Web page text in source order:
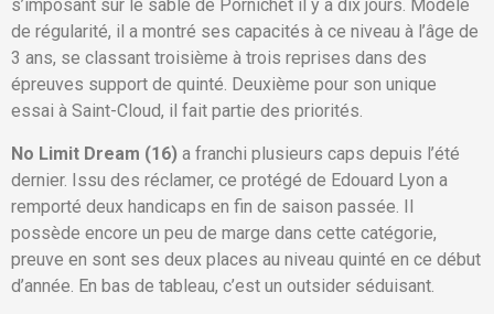
s’imposant sur le sable de Pornichet il y a dix jours. Modèle
de régularité, il a montré ses capacités à ce niveau à l’âge de
3 ans, se classant troisième à trois reprises dans des
épreuves support de quinté. Deuxième pour son unique
essai à Saint-Cloud, il fait partie des priorités.
No Limit Dream (16) a franchi plusieurs caps depuis l’été
dernier. Issu des réclamer, ce protégé de Edouard Lyon a
remporté deux handicaps en fin de saison passée. Il
possède encore un peu de marge dans cette catégorie,
preuve en sont ses deux places au niveau quinté en ce début
d’année. En bas de tableau, c’est un outsider séduisant.